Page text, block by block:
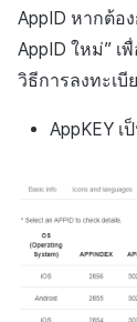
AppID หากต้อ
AppID ใหม่” เ
วิธีการลงทะเบี
AppKEY เ